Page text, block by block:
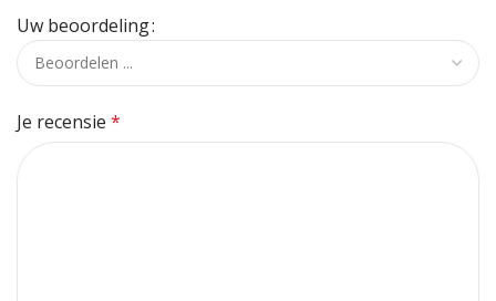
Uw beoordeling
Je recensie *